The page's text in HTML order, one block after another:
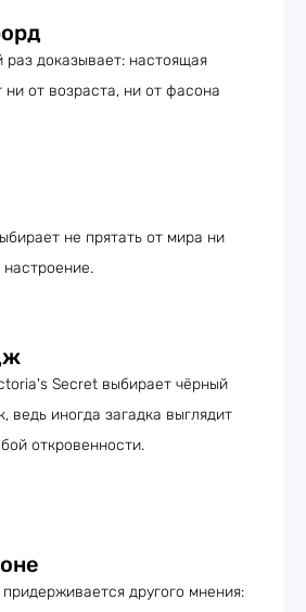
раз доказывает: настоящая
ни от возраста, ни от фасона
не прятать от мира ни
Secret выбирает чёрный
ведь иногда загадка выглядит
откровенности.
придерживается другого мнения: